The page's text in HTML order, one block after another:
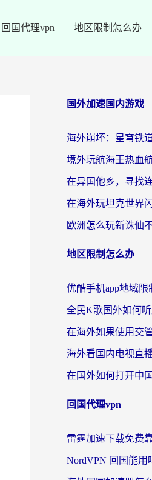
回国代理vpn 地区限制怎么办
国外加速国内游戏
地区限制怎么办
回国代理vpn